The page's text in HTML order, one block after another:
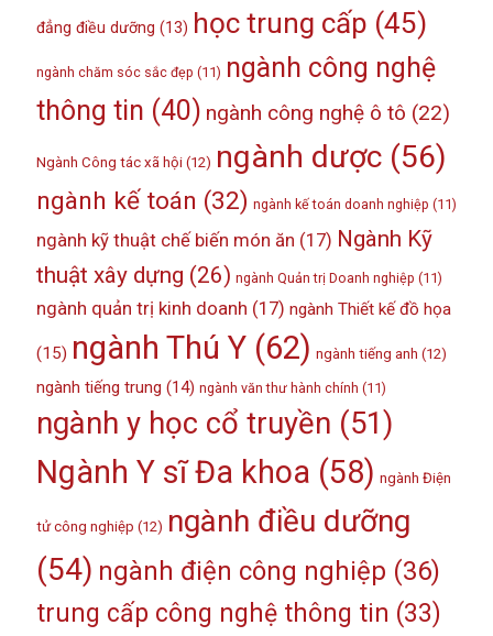
đẳng điều dưỡng (13) học trung cấp (45)
ngành chăm sóc sắc đẹp (11) ngành công nghệ
thông tin (40) ngành công nghệ ô tô (22)
Ngành Công tác xã hội(12) ngành dược(56)
ngành kế toán (32) ngành kế toán doanh nghiệp (11)
ngành kỹ thuật chế biến món ăn (17) Ngành Kỹ
thuật xây dựng (26) ngành Quản trị Doanh nghiệp (11)
ngành quản trị kinh doanh (17) ngành Thiết kế đồ họa
(15) ngành Thú Y(62) ngành tiếng anh (12)
ngành tiếng trung (14) ngành văn thư hành chính (11)
ngành y học cổ truyền (51)
Ngành Y sĩ Đa khoa (58) ngành Điện
tử công nghiệp (12) ngành điều dưỡng
(54) ngành điện công nghiệp (36)
trung cấp công nghệ thông tin (33)